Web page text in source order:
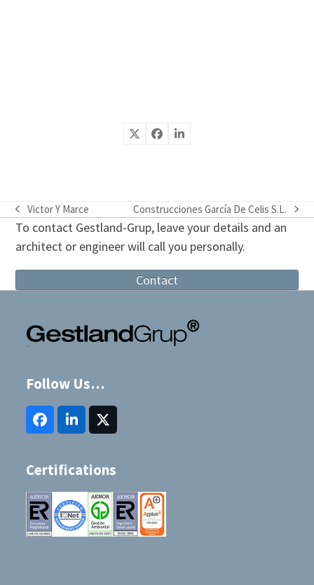
previous
post:
Victor Y Marce
next
post:
Construcciones García De Celis S.L.
To contact Gestland-Grup, leave your details and an
architect or engineer will call you personally.
Contact
Follow Us…
FacebookLinkedInTwitter
(deprecated)
Certifications